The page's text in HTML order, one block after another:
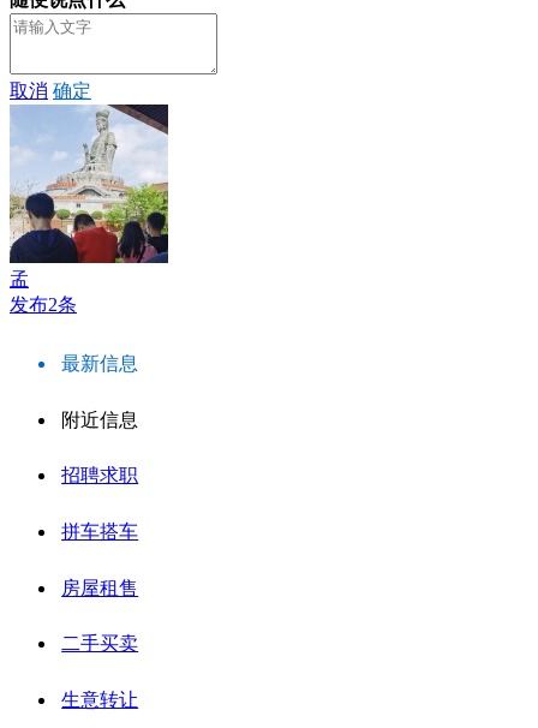
取消 确定
孟
发布2条
最新信息
附近信息
招聘求职
拼车搭车
房屋租售
二手买卖
生意转让